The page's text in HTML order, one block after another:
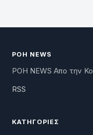
ΡΟΗ NEWS
ΡΟΗ NEWS Απο την
RSS
ΚΑΤΗΓΟΡΊΕΣ